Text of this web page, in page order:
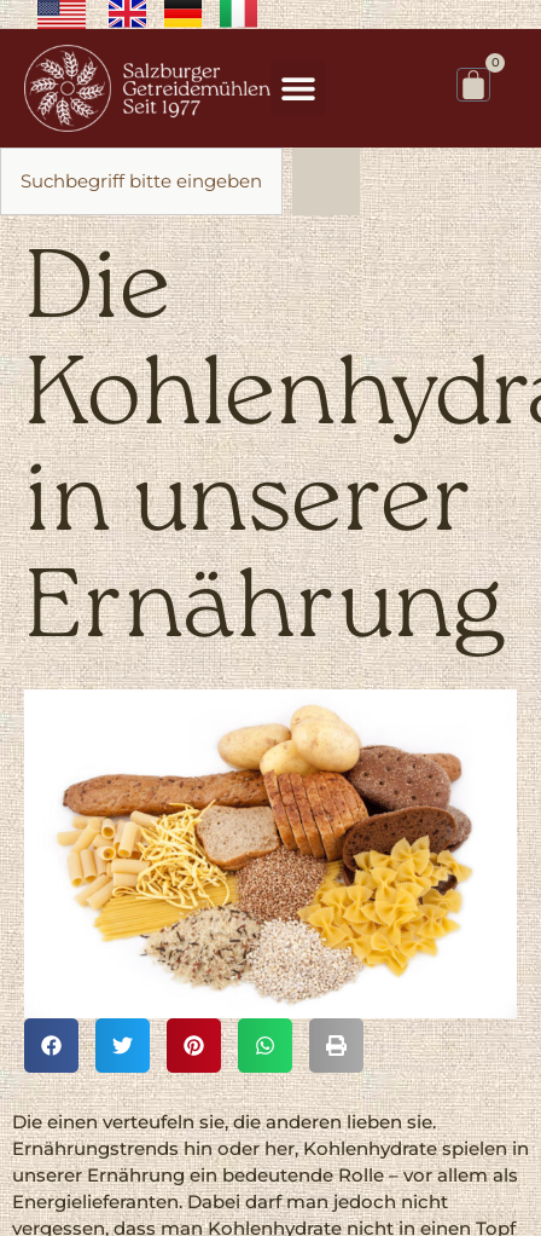
0
Die
in unserer
Ernährung
Die einen verteufeln sie, die anderen lieben sie.
Ernährungstrends hin oder her, Kohlenhydrate spielen in
unserer Ernährung ein bedeutende Rolle – vor allem als
Energielieferanten. Dabei darf man jedoch nicht
vergessen, dass man Kohlenhydrate nicht in einen Topf